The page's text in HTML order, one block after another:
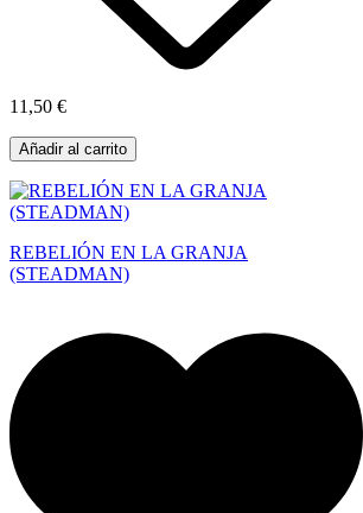
11,50 €
Añadir al carrito
REBELIÓN EN LA GRANJA
(STEADMAN)